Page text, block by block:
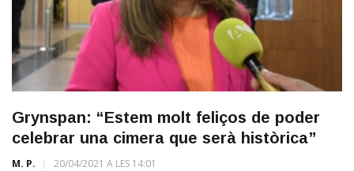
Grynspan: “Estem molt feliços de poder
celebrar una cimera que serà històrica”
M. P. 20/04/2021 A LES 14:01